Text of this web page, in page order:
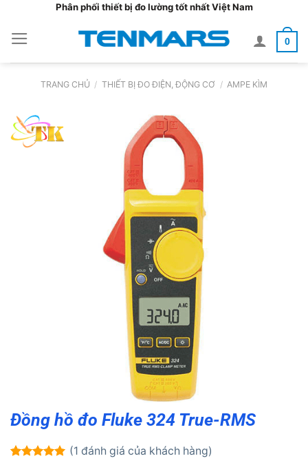
nội
dung
Phân phối thiết bị đo lường tốt nhất Việt Nam
0
TRANG CHỦ / THIẾT BỊ ĐO ĐIỆN, ĐỘNG CƠ / AMPE KÌM
Đồng hồ đo Fluke 324 True-RMS
(1 đánh giá của khách hàng)